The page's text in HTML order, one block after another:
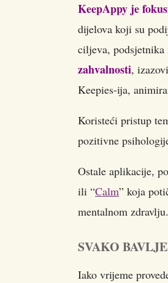
KeepAppy je
dijelova koji su
ciljeva, podsjetnika
zahvalnosti,
Keepies-ija,
Koristeći pristup
pozitivne
Ostale aplikacije,
ili “Calm” koja
mentalnom zdravlju.
SVAKO
Iako vrijeme